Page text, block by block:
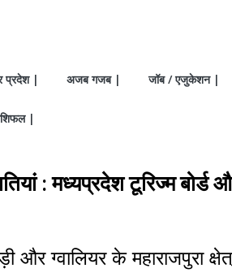
प्रदेश | अजब गजब | जॉब / एजुकेशन |
|
: मध्यप्रदेश टूरिज्म बोर्ड
और ग्वालियर के महाराजपुरा